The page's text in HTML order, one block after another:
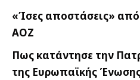
«Ίσες αποστάσεις»
ΑΟΖ
Πως κατάντησε την
της Ευρωπαϊκής